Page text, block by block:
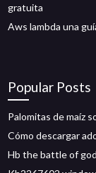
gratuita
Aws lambda una
Popular Posts
Palomitas de maíz
Cómo descargar
Hb the battle of